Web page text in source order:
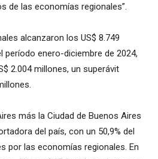
de las economías regionales”.
alcanzaron los US$ 8.749
período enero-diciembre de 2024,
2.004 millones, un superávit
más la Ciudad de Buenos Aires
del país, con un 50,9% del
por las economías regionales. En